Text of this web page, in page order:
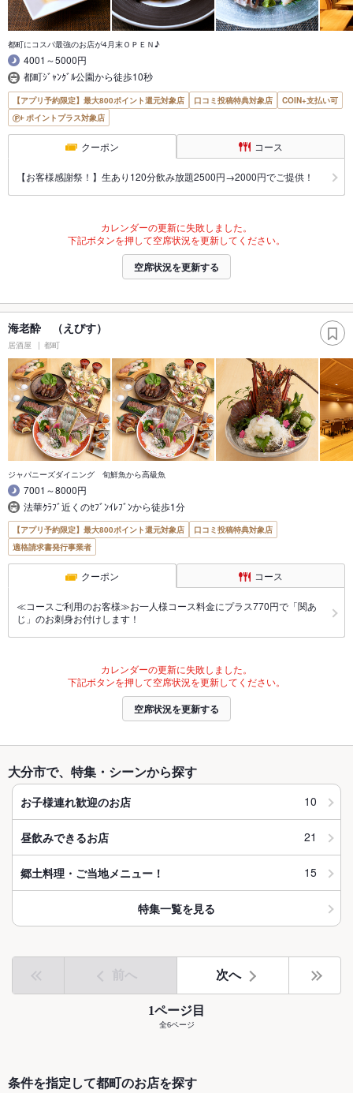
都町にコスパ最強のお店が4月末ＯＰＥＮ♪
4001～5000円
都町ｼﾞｬﾝｸﾞﾙ公園から徒歩10秒
【アプリ予約限定】最大800ポイント還元対象店 口コミ投稿特典対象店
COIN+支払い可
ポイントプラス対象店
クーポン コース
【お客様感謝祭！】生あり120分飲み放題2500円→2000円でご提供！
カレンダーの更新に失敗しました。
下記ボタンを押して空席状況を更新してください。
空席状況を更新する
海老酔 （えびす）
居酒屋 都町
ジャパニーズダイニング 旬鮮魚から高級魚
7001～8000円
法華ｸﾗﾌﾞ近くのｾﾌﾞﾝｲﾚﾌﾞﾝから徒歩1分
【アプリ予約限定】最大800ポイント還元対象店
口コミ投稿特典対象店
適格請求書発行事業者
クーポン コース
≪コースご利用のお客様≫お一人様コース料金にプラス770円で「関あ
じ」のお刺身お付けします！
カレンダーの更新に失敗しました。
下記ボタンを押して空席状況を更新してください。
空席状況を更新する
大分市で、特集・シーンから探す
お子様連れ歓迎のお店 10
昼飲みできるお店 21
郷土料理・ご当地メニュー！ 15
特集一覧を見る
前へ 次へ
1ページ目
全6ページ
条件を指定して都町のお店を探す